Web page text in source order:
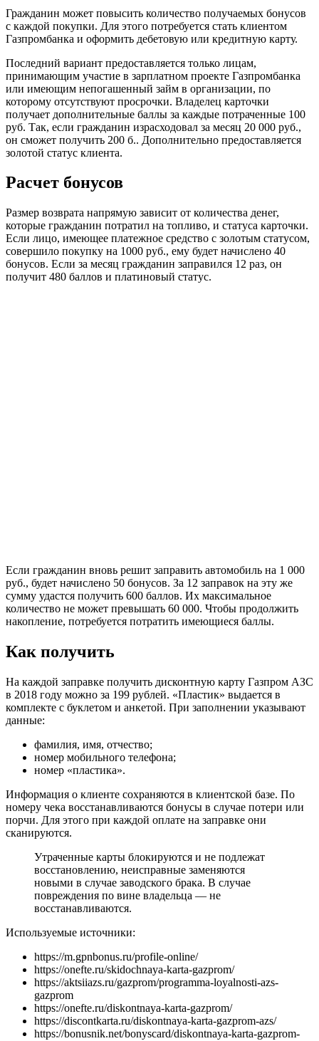
Гражданин может повысить количество получаемых бонусов
с каждой покупки. Для этого потребуется стать клиентом
Газпромбанка и оформить дебетовую или кредитную карту.
Последний вариант предоставляется только лицам,
принимающим участие в зарплатном проекте Газпромбанка
или имеющим непогашенный займ в организации, по
которому отсутствуют просрочки. Владелец карточки
получает дополнительные баллы за каждые потраченные 100
руб. Так, если гражданин израсходовал за месяц 20 000 руб.,
он сможет получить 200 б.. Дополнительно предоставляется
золотой статус клиента.
Расчет бонусов
Размер возврата напрямую зависит от количества денег,
которые гражданин потратил на топливо, и статуса карточки.
Если лицо, имеющее платежное средство с золотым статусом,
совершило покупку на 1000 руб., ему будет начислено 40
бонусов. Если за месяц гражданин заправился 12 раз, он
получит 480 баллов и платиновый статус.
Если гражданин вновь решит заправить автомобиль на 1 000
руб., будет начислено 50 бонусов. За 12 заправок на эту же
сумму удастся получить 600 баллов. Их максимальное
количество не может превышать 60 000. Чтобы продолжить
накопление, потребуется потратить имеющиеся баллы.
Как получить
На каждой заправке получить дисконтную карту Газпром АЗС
в 2018 году можно за 199 рублей. «Пластик» выдается в
комплекте с буклетом и анкетой. При заполнении указывают
данные:
фамилия, имя, отчество;
номер мобильного телефона;
номер «пластика».
Информация о клиенте сохраняются в клиентской базе. По
номеру чека восстанавливаются бонусы в случае потери или
порчи. Для этого при каждой оплате на заправке они
сканируются.
Утраченные карты блокируются и не подлежат
восстановлению, неисправные заменяются
новыми в случае заводского брака. В случае
повреждения по вине владельца — не
восстанавливаются.
Используемые источники:
https://m.gpnbonus.ru/profile-online/
https://onefte.ru/skidochnaya-karta-gazprom/
https://aktsiiazs.ru/gazprom/programma-loyalnosti-azs-
gazprom
https://onefte.ru/diskontnaya-karta-gazprom/
https://discontkarta.ru/diskontnaya-karta-gazprom-azs/
https://bonusnik.net/bonyscard/diskontnaya-karta-gazprom-